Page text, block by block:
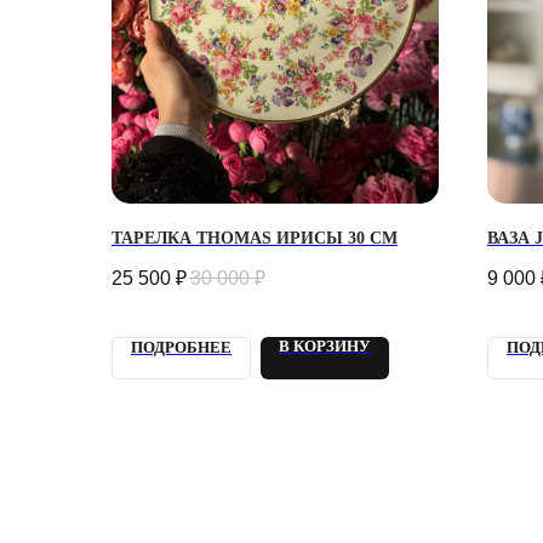
ТАРЕЛКА THOMAS ИРИСЫ 30 СМ
25 500 ₽30 000 ₽
ПОДРОБНЕЕ В КОРЗИНУ
ВАЗА
9 000
+7
УЛ.